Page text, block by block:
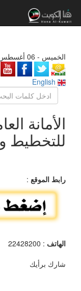
الخميس - 06 أغسطس 2026
الأمانة
للتخطيط
رابط الموقع :
الهاتف : 22428200
شارك برأيك